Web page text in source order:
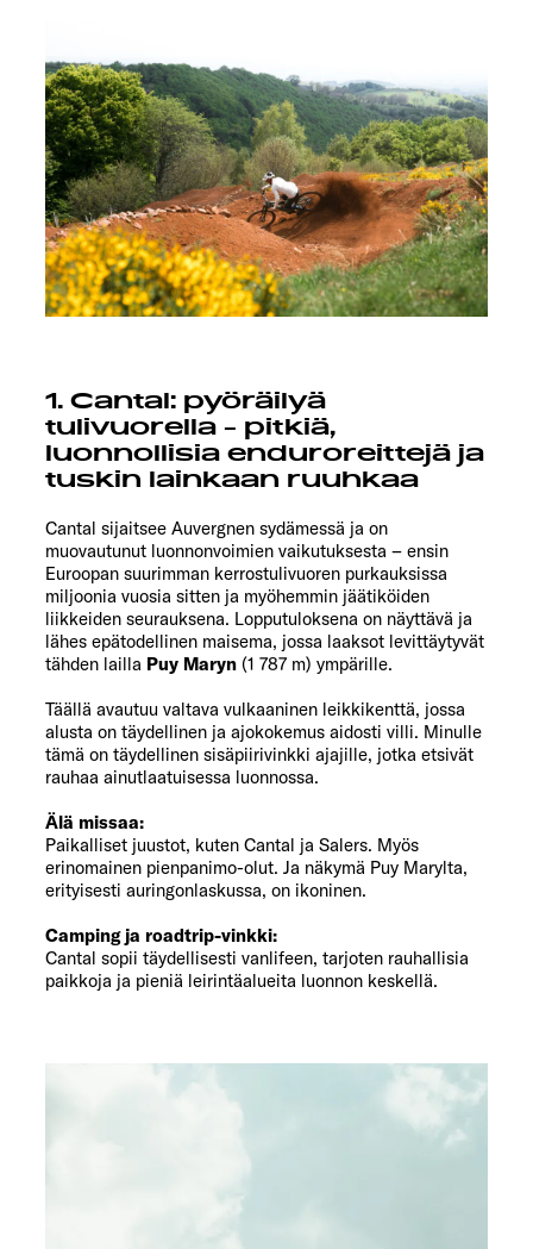
1. Cantal: pyöräilyä
tulivuorella - pitkiä,
luonnollisia enduroreittejä ja
tuskin lainkaan ruuhkaa
Cantal sijaitsee Auvergnen sydämessä ja on
muovautunut luonnonvoimien vaikutuksesta – ensin
Euroopan suurimman kerrostulivuoren purkauksissa
miljoonia vuosia sitten ja myöhemmin jäätiköiden
liikkeiden seurauksena. Lopputuloksena on näyttävä ja
lähes epätodellinen maisema, jossa laaksot levittäytyvät
tähden lailla Puy Maryn (1 787 m) ympärille.
Täällä avautuu valtava vulkaaninen leikkikenttä, jossa
alusta on täydellinen ja ajokokemus aidosti villi. Minulle
tämä on täydellinen sisäpiirivinkki ajajille, jotka etsivät
rauhaa ainutlaatuisessa luonnossa.
Älä missaa:
Paikalliset juustot, kuten Cantal ja Salers. Myös
erinomainen pienpanimo-olut. Ja näkymä Puy Marylta,
erityisesti auringonlaskussa, on ikoninen.
Camping ja roadtrip-vinkki:
Cantal sopii täydellisesti vanlifeen, tarjoten rauhallisia
paikkoja ja pieniä leirintäalueita luonnon keskellä.